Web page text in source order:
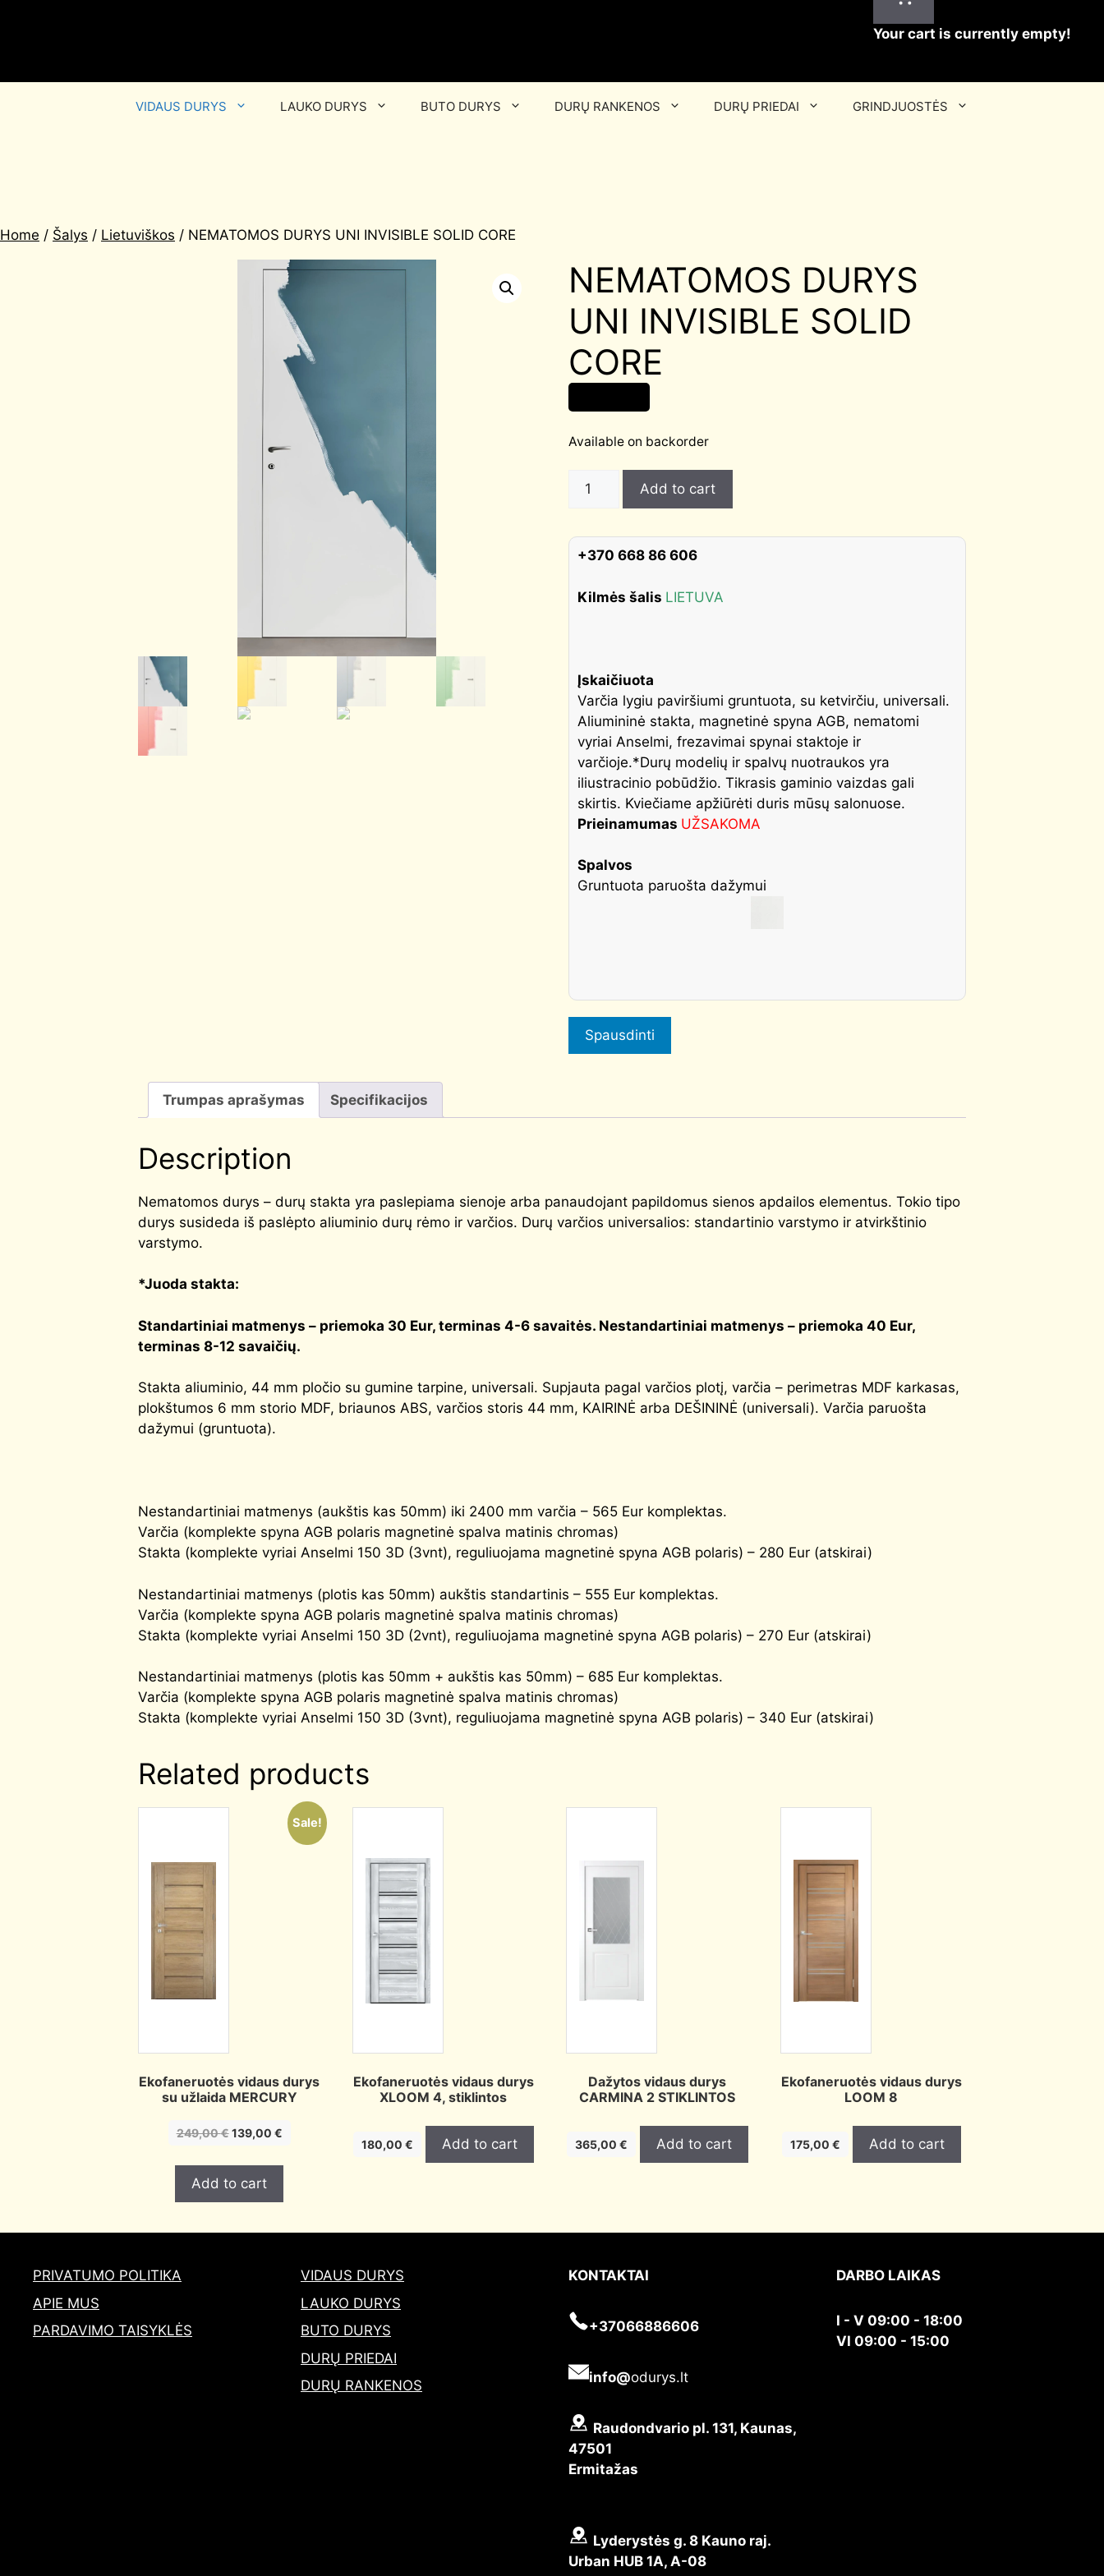
Your cart is currently empty!
VIDAUS DURYS LAUKO DURYS BUTO DURYS DURŲ RANKENOS DURŲ PRIEDAI GRINDJUOSTĖS
Home / Šalys / Lietuviškos / NEMATOMOS DURYS UNI INVISIBLE SOLID CORE
NEMATOMOS DURYS
UNI INVISIBLE SOLID
CORE
Available on backorder
NEMATOMOS
INVISIBLE
SOLID
quantity
Add to cart
+370 668 86 606
Kilmės šalis LIETUVA
Įskaičiuota
Varčia lygiu paviršiumi gruntuota, su ketvirčiu, universali.
Aliumininė stakta, magnetinė spyna AGB, nematomi
vyriai Anselmi, frezavimai spynai staktoje ir
varčioje.*Durų modelių ir spalvų nuotraukos yra
iliustracinio pobūdžio. Tikrasis gaminio vaizdas gali
skirtis. Kviečiame apžiūrėti duris mūsų salonuose.
Prieinamumas UŽSAKOMA
Spalvos
Gruntuota paruošta dažymui
Spausdinti
Trumpas aprašymas Specifikacijos
Description
Nematomos durys – durų stakta yra paslepiama sienoje arba panaudojant papildomus sienos apdailos elementus. Tokio tipo
durys susideda iš paslėpto aliuminio durų rėmo ir varčios. Durų varčios universalios: standartinio varstymo ir atvirkštinio
varstymo.
*Juoda stakta:
Standartiniai matmenys – priemoka 30 Eur, terminas 4-6 savaitės. Nestandartiniai matmenys – priemoka 40 Eur,
terminas 8-12 savaičių.
Stakta aliuminio, 44 mm pločio su gumine tarpine, universali. Supjauta pagal varčios plotį, varčia – perimetras MDF karkasas,
plokštumos 6 mm storio MDF, briaunos ABS, varčios storis 44 mm, KAIRINĖ arba DEŠININĖ (universali). Varčia paruošta
dažymui (gruntuota).
Nestandartiniai matmenys (aukštis kas 50mm) iki 2400 mm varčia – 565 Eur komplektas.
Varčia (komplekte spyna AGB polaris magnetinė spalva matinis chromas)
Stakta (komplekte vyriai Anselmi 150 3D (3vnt), reguliuojama magnetinė spyna AGB polaris) – 280 Eur (atskirai)
Nestandartiniai matmenys (plotis kas 50mm) aukštis standartinis – 555 Eur komplektas.
Varčia (komplekte spyna AGB polaris magnetinė spalva matinis chromas)
Stakta (komplekte vyriai Anselmi 150 3D (2vnt), reguliuojama magnetinė spyna AGB polaris) – 270 Eur (atskirai)
Nestandartiniai matmenys (plotis kas 50mm + aukštis kas 50mm) – 685 Eur komplektas.
Varčia (komplekte spyna AGB polaris magnetinė spalva matinis chromas)
Stakta (komplekte vyriai Anselmi 150 3D (3vnt), reguliuojama magnetinė spyna AGB polaris) – 340 Eur (atskirai)
Related products
Sale!
Ekofaneruotės vidaus durys
su užlaida MERCURY
249,00€Original
was:
249,00 €.
139,00 €Current
is:
Add to cart
Ekofaneruotės vidaus durys
XLOOM 4, stiklintos
180,00 € Add to cart
Dažytos vidaus durys
CARMINA 2 STIKLINTOS
365,00 € Add to cart
Ekofaneruotės vidaus durys
LOOM 8
175,00 € Add to cart
PRIVATUMO POLITIKA
APIE MUS
PARDAVIMO TAISYKLĖS
VIDAUS DURYS
LAUKO DURYS
BUTO DURYS
DURŲ PRIEDAI
DURŲ RANKENOS
KONTAKTAI
+37066886606
info@odurys.lt
Raudondvario pl. 131, Kaunas,
47501
Ermitažas
Lyderystės g. 8 Kauno raj.
Urban HUB 1A, A-08
DARBO LAIKAS
I - V 09:00 - 18:00
VI 09:00 - 15:00